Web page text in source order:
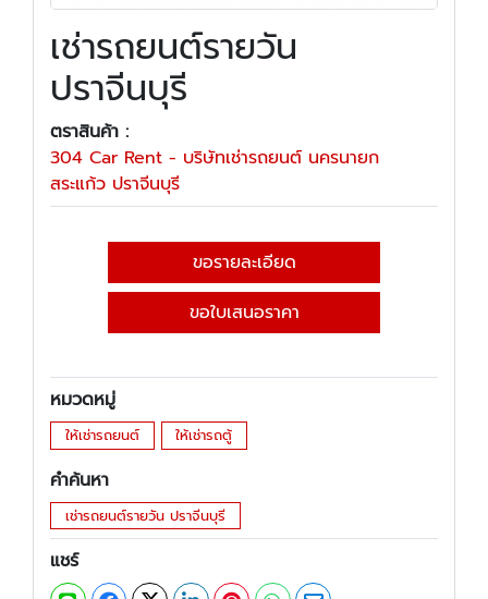
เช่ารถยนต์รายวัน
ปราจีนบุรี
ตราสินค้า :
304 Car Rent - บริษัทเช่ารถยนต์ นครนายก
สระแก้ว ปราจีนบุรี
ขอรายละเอียด
ขอใบเสนอราคา
หมวดหมู่
ให้เช่ารถยนต์ ให้เช่ารถตู้
คำค้นหา
เช่ารถยนต์รายวัน ปราจีนบุรี
แชร์